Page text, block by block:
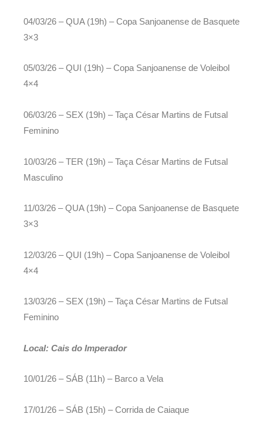
04/03/26 – QUA (19h) – Copa Sanjoanense de Basquete
3×3
05/03/26 – QUI (19h) – Copa Sanjoanense de Voleibol
4×4
06/03/26 – SEX (19h) – Taça César Martins de Futsal
Feminino
10/03/26 – TER (19h) – Taça César Martins de Futsal
Masculino
11/03/26 – QUA (19h) – Copa Sanjoanense de Basquete
3×3
12/03/26 – QUI (19h) – Copa Sanjoanense de Voleibol
4×4
13/03/26 – SEX (19h) – Taça César Martins de Futsal
Feminino
Local: Cais do Imperador
10/01/26 – SÁB (11h) – Barco a Vela
17/01/26 – SÁB (15h) – Corrida de Caiaque